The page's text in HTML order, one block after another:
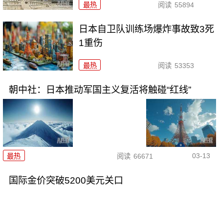
最热 阅读 55894
日本自卫队训练场爆炸事故致3死
1重伤
最热 阅读 53353
朝中社：日本推动军国主义复活将触碰“红线”
最热 阅读 66671 03-13
国际金价突破5200美元关口